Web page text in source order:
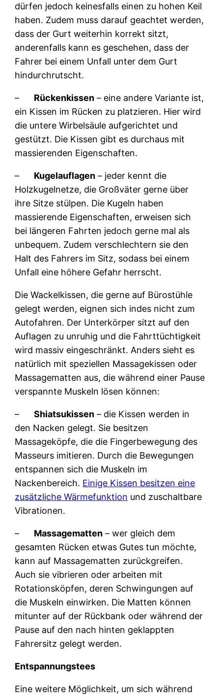
dürfen jedoch keinesfalls einen zu hohen Keil
haben. Zudem muss darauf geachtet werden,
dass der Gurt weiterhin korrekt sitzt,
anderenfalls kann es geschehen, dass der
Fahrer bei einem Unfall unter dem Gurt
hindurchrutscht.
– Rückenkissen – eine andere Variante ist,
ein Kissen im Rücken zu platzieren. Hier wird
die untere Wirbelsäule aufgerichtet und
gestützt. Die Kissen gibt es durchaus mit
massierenden Eigenschaften.
– Kugelauflagen – jeder kennt die
Holzkugelnetze, die Großväter gerne über
ihre Sitze stülpen. Die Kugeln haben
massierende Eigenschaften, erweisen sich
bei längeren Fahrten jedoch gerne mal als
unbequem. Zudem verschlechtern sie den
Halt des Fahrers im Sitz, sodass bei einem
Unfall eine höhere Gefahr herrscht.
Die Wackelkissen, die gerne auf Bürostühle
gelegt werden, eignen sich indes nicht zum
Autofahren. Der Unterkörper sitzt auf den
Auflagen zu unruhig und die Fahrttüchtigkeit
wird massiv eingeschränkt. Anders sieht es
natürlich mit speziellen Massagekissen oder
Massagematten aus, die während einer Pause
verspannte Muskeln lösen können:
–Shiatsukissen – die Kissen werden in
den Nacken gelegt. Sie besitzen
Massageköpfe, die die Fingerbewegung des
Masseurs imitieren. Durch die Bewegungen
entspannen sich die Muskeln im
Nackenbereich. Einige Kissen besitzen eine
zusätzliche Wärmefunktion und zuschaltbare
Vibrationen.
– Massagematten – wer gleich dem
gesamten Rücken etwas Gutes tun möchte,
kann auf Massagematten zurückgreifen.
Auch sie vibrieren oder arbeiten mit
Rotationsköpfen, deren Schwingungen auf
die Muskeln einwirken. Die Matten können
mitunter auf der Rückbank oder während der
Pause auf den nach hinten geklappten
Fahrersitz gelegt werden.
Entspannungstees
Eine weitere Möglichkeit, um sich während